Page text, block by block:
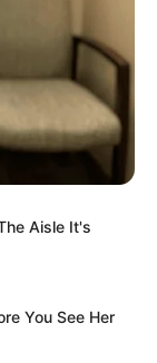
Aisle It's
You See Her